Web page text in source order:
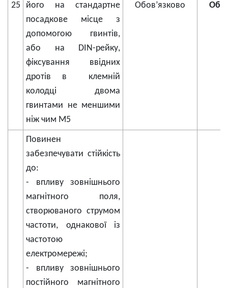
25
його на стандартне
посадкове місце з
допомогою гвинтів,
або на DIN-рейку,
фіксування ввідних
дротів в клемній
колодці двома
гвинтами не меншими
ніж чим М5
Обов’язково
Повинен
забезпечувати стійкість
до:
- впливу зовнішнього
магнітного поля,
створюваного струмом
частоти, однакової із
частотою
електромережі;
- впливу зовнішнього
постійного магнітного